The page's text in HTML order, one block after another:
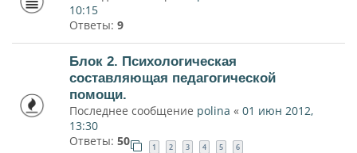
10:15
Ответы: 9
Блок 2. Психологическая
составляющая педагогической
помощи.
Последнее сообщение polina « 01 июн 2012,
13:30
Ответы: 50 1 2 3 4 5 6